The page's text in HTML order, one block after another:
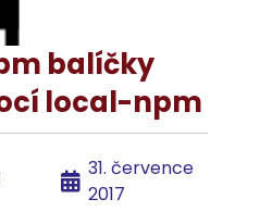
balíčky
local-npm
31. července
2017